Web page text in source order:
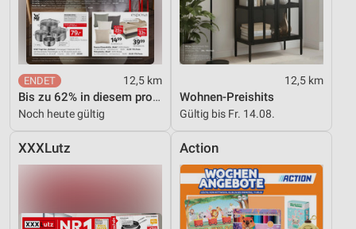
12,5 km
Bis zu 62% in diesem prospekt
Noch heute gültig
12,5 km
Wohnen-Preishits
Gültig bis Fr. 14.08.
XXXLutz Action